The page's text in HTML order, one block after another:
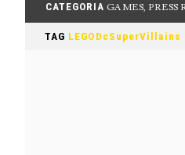
CATEGORIA GAMES, PRESS
TAG LEGODcSuperVillains